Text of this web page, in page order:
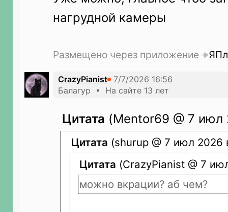
нагрудной камеры
Размещено через приложение
CrazyPianist
Балагур • На сайте 13 лет
Цитата (Mentor69 @ 7 июл
Цитата (shurup @ 7 июл 2026
Цитата (CrazyPianist @ 7
можно вкрации? аб чем?